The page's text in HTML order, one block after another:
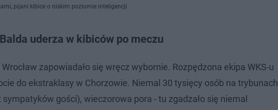
pijani kibice o niskim poziomie inteligencji
uderza w kibiców po meczu
zapowiadało się wręcz wybornie. Rozpędzona ekipa WKS-u
do ekstraklasy w Chorzowie. Niemal 30 tysięcy osób na trybunach
gości), wieczorowa pora - tu zgadzało się niemal